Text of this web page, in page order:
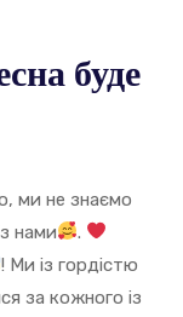
Віримо,
буде
ми не знаємо
нами
.
! Ми із гордістю
за кожного із